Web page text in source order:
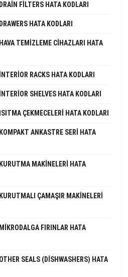
FILTERS HATA KODLARI
HATA KODLARI
TEMIZLEME CIHAZLARI HATA
RACKS HATA KODLARI
SHELVES HATA KODLARI
ÇEKMECELERI HATA KODLARI
ANKASTRE SERI HATA
MAKINELERI HATA
ÇAMAŞIR MAKINELERI
FIRINLAR HATA
SEALS (DISHWASHERS) HATA